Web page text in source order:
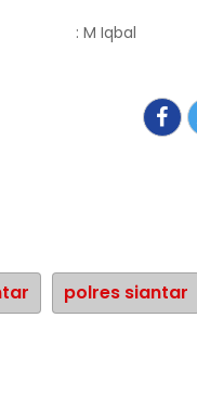
: M Iqbal
polres siantar